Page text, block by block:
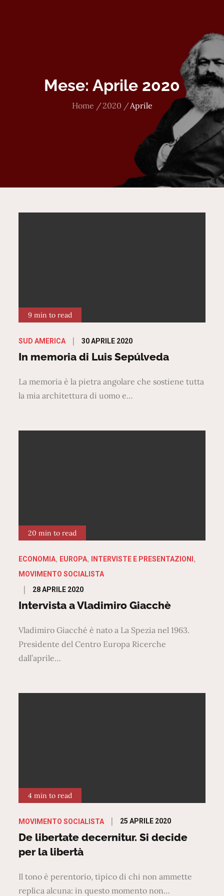
Mese: Aprile 2020
Home 2020 Aprile
9 min to read
SUD AMERICA
Posted
on
30 APRILE 2020
In memoria di Luis Sepúlveda
La memoria è la pietra angolare che sostiene tutta
la mia architettura di uomo e…
20 min to read
ECONOMIA EUROPA
INTERVISTE E PRESENTAZIONI
MOVIMENTO SOCIALISTA
Posted
on
28 APRILE 2020
Intervista a Vladimiro Giacchè
Vladimiro Giacché è nato a La Spezia nel 1963.
Presidente del Centro Europa Ricerche
dall’aprile…
4 min to read
MOVIMENTO SOCIALISTA
Posted
on
25 APRILE 2020
De libertate decernitur. Si decide
per la libertà
Il tono è perentorio, tipico di chi non ammette
replica alcuna: in questo momento non…